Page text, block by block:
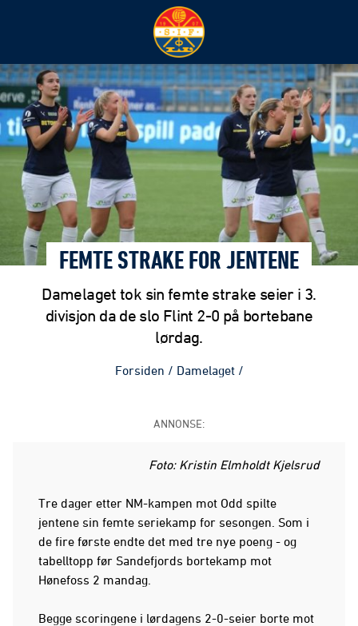
FEMTE STRAKE FOR JENTENE
Damelaget tok sin femte strake seier i 3.
divisjon da de slo Flint 2-0 på bortebane
lørdag.
Forsiden / Damelaget /
ANNONSE:
Foto: Kristin Elmholdt Kjelsrud
Tre dager etter NM-kampen mot Odd spilte
jentene sin femte seriekamp for sesongen. Som i
de fire første endte det med tre nye poeng - og
tabelltopp før Sandefjords bortekamp mot
Hønefoss 2 mandag.
Begge scoringene i lørdagens 2-0-seier borte mot